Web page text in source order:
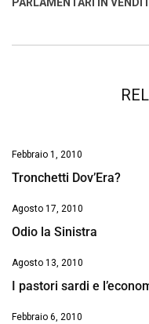
PARLAMENTARI IN
Febbraio 1, 2010
Tronchetti Dov’Era?
Agosto 17, 2010
Odio la Sinistra
Agosto 13, 2010
I pastori sardi e
Febbraio 6, 2010